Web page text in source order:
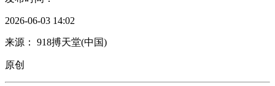
2026-06-03 14:02
来源： 918搏天堂(中国)
原创